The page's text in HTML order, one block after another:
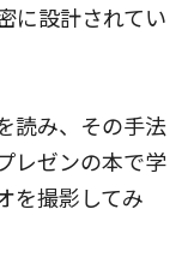
に設計されてい
読み、その手法
レゼンの本で学
を撮影してみ